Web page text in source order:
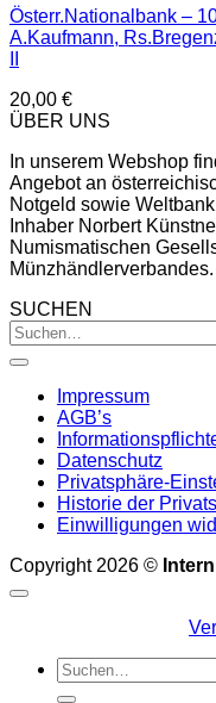
Österr.Nationalbank –
A.Kaufmann,
20,00 €
ÜBER UNS
In unserem Webshop
Angebot an
Notgeld sowie
Inhaber Norbert
Numismatischen
Münzhändlerverbandes.
SUCHEN
Impressum
AGB’s
Datenschutz
Privatsphäre-
Historie der
Einwilligungen
Copyright 2026 ©
Suchen
nach: